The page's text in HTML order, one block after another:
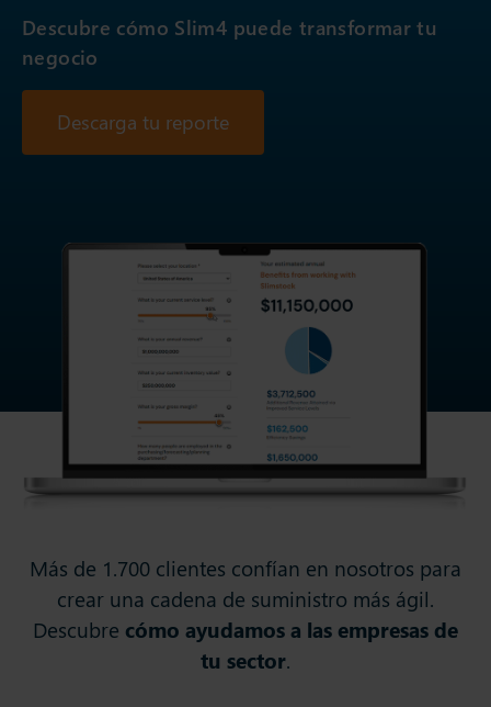
Descubre cómo Slim4 puede transformar tu
negocio
Descarga tu reporte
Más de 1.700 clientes confían en nosotros para
crear una cadena de suministro más ágil.
Descubre cómo ayudamos a las empresas de
tu sector.